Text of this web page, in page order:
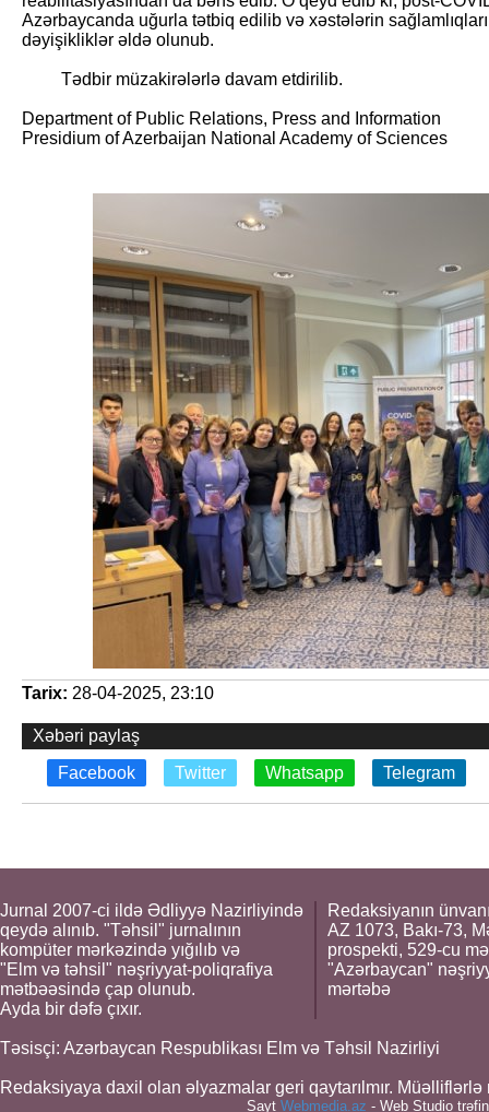
Azərbaycanda uğurla tətbiq edilib və xəstələrin
dəyişikliklər əldə olunub.
Tədbir müzakirələrlə davam etdirilib.
Department of Public Relations, Press and Information
Presidium of Azerbaijan National Academy of Sciences
Tarix: 28-04-2025, 23:10
Xəbəri paylaş
Facebook
Twitter Whatsapp Telegram
Jurnal 2007-ci ildə Ədliyyə Nazirliyində
qeydə alınıb. "Təhsil" jurnalının
kompüter mərkəzində yığılıb və
"Elm və təhsil" nəşriyyat-poliqrafiya
mətbəəsində çap olunub.
Ayda bir dəfə çıxır.
Redaksiyanın
AZ 1073, Bakı-73,
prospekti, 529-cu
"Azərbaycan"
mərtəbə
Təsisçi: Azərbaycan Respublikası Elm və Təhsil Nazirliyi
Redaksiyaya daxil olan əlyazmalar geri qaytarılmır.
Sayt Webmedia.az - Web Studio